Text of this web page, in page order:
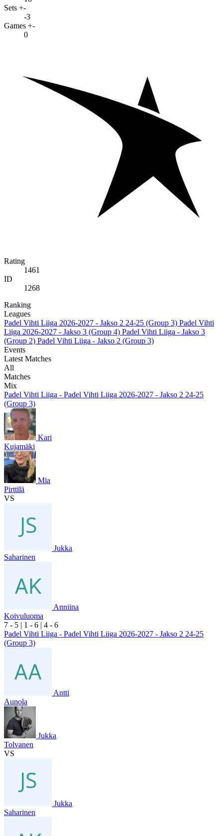
Sets +-
-3
Games +-
0
Rating
1461
ID
1268
Ranking
Leagues
Padel Vihti Liiga 2026-2027 - Jakso 2 24-25 (Group 3) Padel Vihti
Liiga 2026-2027 - Jakso 3 (Group 4) Padel Vihti Liiga - Jakso 3
(Group 2) Padel Vihti Liiga - Jakso 2 (Group 3)
Events
Latest Matches
All
Matches
Mix
Padel Vihti Liiga - Padel Vihti Liiga 2026-2027 - Jakso 2 24-25
(Group 3)
Kari
Kujamäki
Mia
Pirttilä
VS
Jukka
Saharinen
Anniina
Koivuluoma
7 - 5 | 1 - 6 | 4 - 6
Padel Vihti Liiga - Padel Vihti Liiga 2026-2027 - Jakso 2 24-25
(Group 3)
Antti
Aunola
Jukka
Tolvanen
VS
Jukka
Saharinen